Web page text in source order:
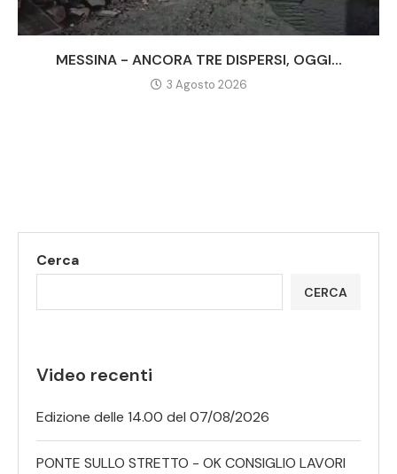
MESSINA - ANCORA TRE DISPERSI, OGGI...
3 Agosto 2026
Cerca
CERCA
Video recenti
Edizione delle 14.00 del 07/08/2026
PONTE SULLO STRETTO - OK CONSIGLIO LAVORI